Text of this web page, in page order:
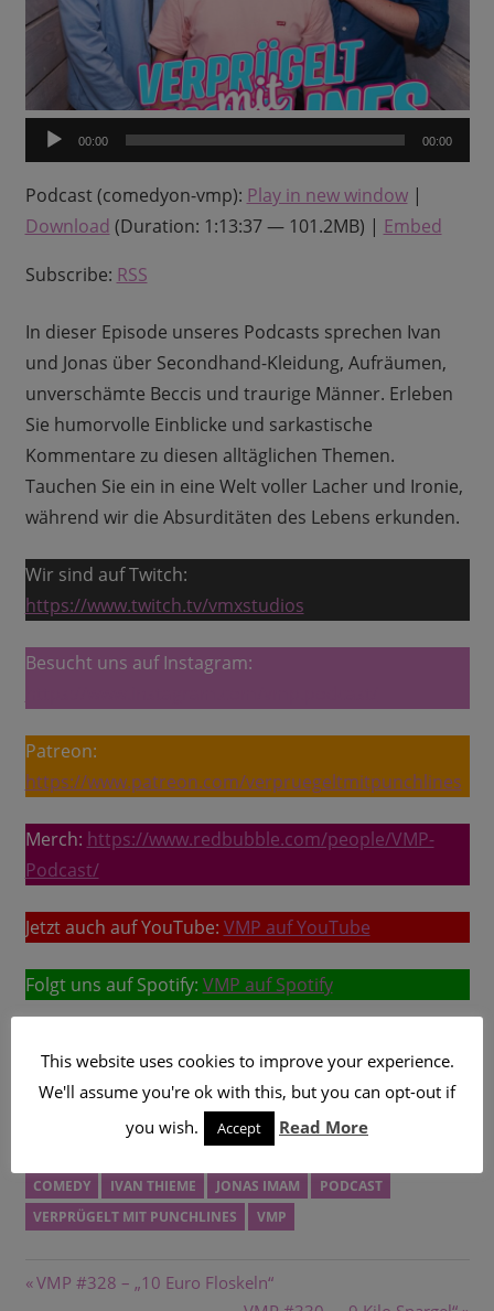
Audio-
Player
00:00 00:00
Podcast (comedyon-vmp): Play in new window|
Download (Duration: 1:13:37 — 101.2MB) | Embed
Subscribe: RSS
In dieser Episode unseres Podcasts sprechen Ivan
und Jonas über Secondhand-Kleidung, Aufräumen,
unverschämte Beccis und traurige Männer. Erleben
Sie humorvolle Einblicke und sarkastische
Kommentare zu diesen alltäglichen Themen.
Tauchen Sie ein in eine Welt voller Lacher und Ironie,
während wir die Absurditäten des Lebens erkunden.
Wir sind auf Twitch:
https://www.twitch.tv/vmxstudios
Besucht uns auf Instagram:
Patreon:
https://www.patreon.com/verpruegeltmitpunchlines
Merch: https://www.redbubble.com/people/VMP-
Podcast/
Jetzt auch auf YouTube: VMP auf YouTube
Folgt uns auf Spotify: VMP auf Spotify
Liked uns auf
https://www.facebook.com/vmp.podcast/
COMEDY IVAN THIEME JONAS IMAM
PODCAST
VERPRÜGELT MIT PUNCHLINES
VMP
Beitragsnavigation
Vorheriger
VMP #328 – „10 Euro Floskeln“
This website uses cookies to improve your experience.
We'll assume you're ok with this, but you can opt-out if
you wish.
Accept Read More